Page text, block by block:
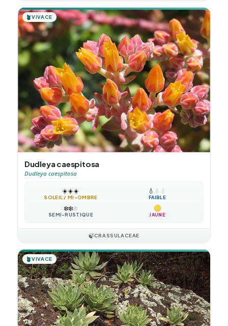
🪴VIVACE
Dudleya caespitosa
Dudleya caespitosa
☀️☀️☀️
SOLEIL / MI-OMBRE
💧 💧 💧
FAIBLE
❄️❄️❄️
SEMI-RUSTIQUE JAUNE
🍃CRASSULACEAE
🪴VIVACE